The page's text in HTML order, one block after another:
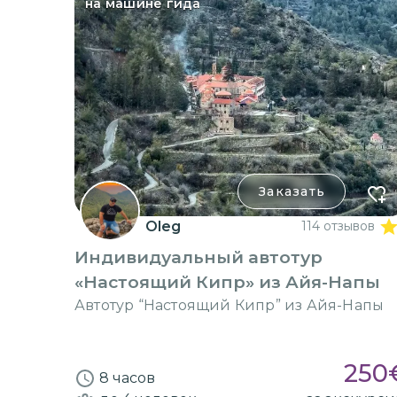
на машине гида
Заказать
Oleg 114 отзывов
Индивидуальный автотур
«Настоящий Кипр» из Айя-Напы
Автотур “Настоящий Кипр” из Айя-Напы
8 часов 250